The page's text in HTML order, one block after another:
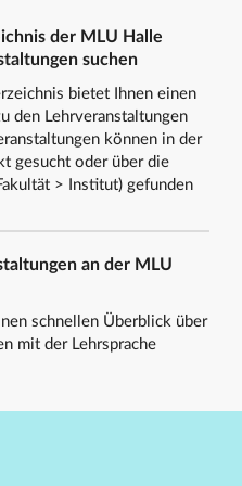
der MLU Halle
suchen
bietet Ihnen einen
den Lehrveranstaltungen
können in der
gesucht oder über die
> Institut) gefunden
an der MLU
schnellen Überblick über
mit der Lehrsprache